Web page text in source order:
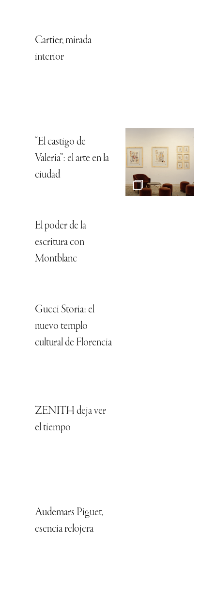
Cartier, mirada
interior
“El castigo de
Valeria”: el arte en la
ciudad
El poder de la
escritura con
Montblanc
Gucci Storia: el
nuevo templo
cultural de Florencia
ZENITH deja ver
el tiempo
Audemars Piguet,
esencia relojera